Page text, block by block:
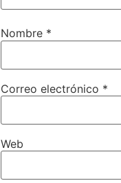
Nombre *
Correo electrónico *
Web